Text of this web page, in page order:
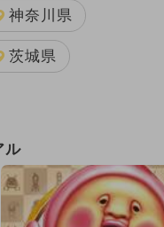
夏休み
キャラクター
神奈川県
茨城県
ル